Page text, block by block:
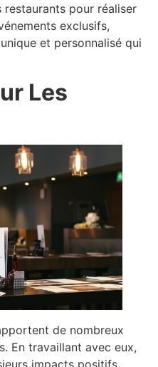
pour réaliser
exclusifs,
et personnalisé qui
Les
de nombreux
En travaillant avec eux,
impacts positifs.